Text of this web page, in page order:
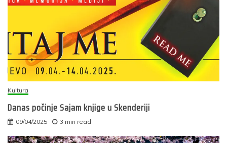
Kultura
Danas počinje Sajam knjige u Skenderiji
09/04/2025 3 min read